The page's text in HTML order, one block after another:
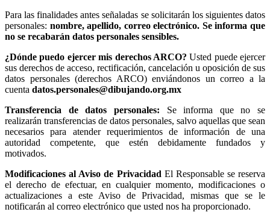
Para las finalidades antes señaladas se solicitarán los siguientes datos
personales: nombre, apellido, correo electrónico. Se informa que
no se recabarán datos personales sensibles.
¿Dónde puedo ejercer mis derechos ARCO?Usted puede ejercer
sus derechos de acceso, rectificación, cancelación u oposición de sus
datos personales (derechos ARCO) enviándonos un correo a la
cuenta datos.personales@dibujando.org.mx
Transferencia de datos personales: Se informa que no se
realizarán transferencias de datos personales, salvo aquellas que sean
necesarios para atender requerimientos de información de una
autoridad competente, que estén debidamente fundados y
motivados.
Modificaciones al Aviso de Privacidad El Responsable se reserva
el derecho de efectuar, en cualquier momento, modificaciones o
actualizaciones a este Aviso de Privacidad, mismas que se le
notificarán al correo electrónico que usted nos ha proporcionado.